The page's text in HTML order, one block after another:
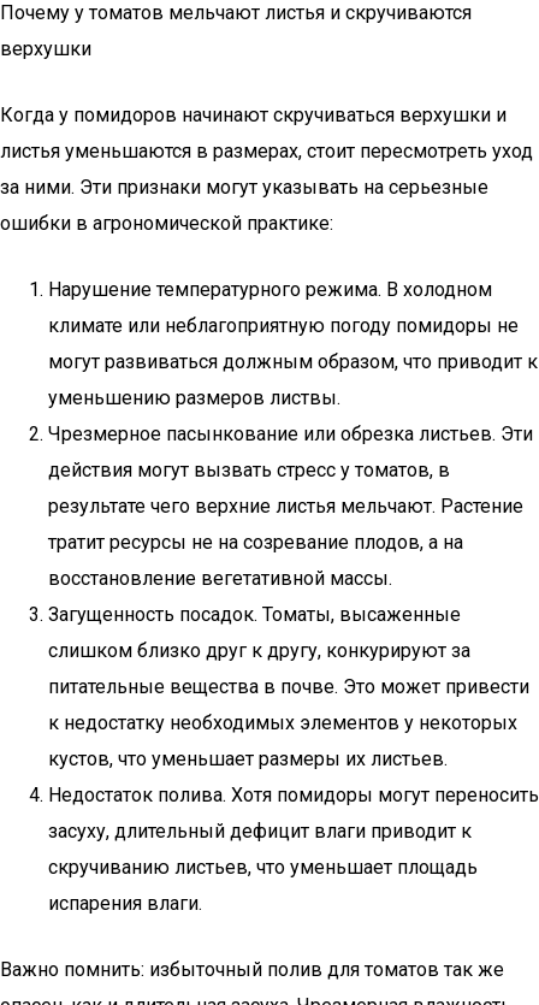
Почему у томатов мельчают листья и скручиваются
верхушки
Когда у помидоров начинают скручиваться верхушки и
листья уменьшаются в размерах, стоит пересмотреть уход
за ними. Эти признаки могут указывать на серьезные
ошибки в агрономической практике:
Нарушение температурного режима. В холодном
климате или неблагоприятную погоду помидоры не
могут развиваться должным образом, что приводит к
уменьшению размеров листвы.
Чрезмерное пасынкование или обрезка листьев. Эти
действия могут вызвать стресс у томатов, в
результате чего верхние листья мельчают. Растение
тратит ресурсы не на созревание плодов, а на
восстановление вегетативной массы.
Загущенность посадок. Томаты, высаженные
слишком близко друг к другу, конкурируют за
питательные вещества в почве. Это может привести
к недостатку необходимых элементов у некоторых
кустов, что уменьшает размеры их листьев.
Недостаток полива. Хотя помидоры могут переносить
засуху, длительный дефицит влаги приводит к
скручиванию листьев, что уменьшает площадь
испарения влаги.
Важно помнить: избыточный полив для томатов так же